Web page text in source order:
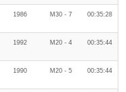
1986 M30 - 7 00:35:28
1992 M20 - 4 00:35:44
1990 M20 - 5 00:35:44